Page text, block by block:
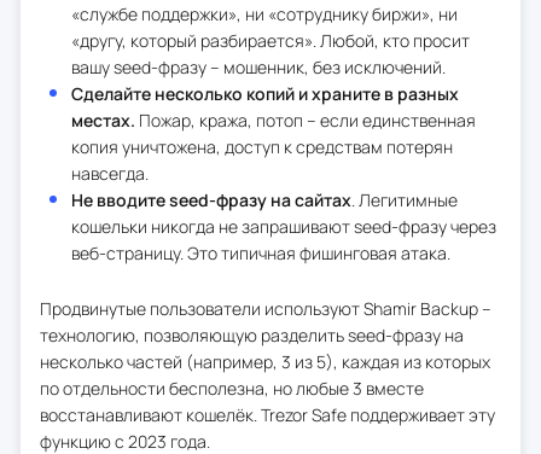
«службе поддержки», ни «сотруднику биржи», ни
«другу, который разбирается». Любой, кто просит
вашу seed-фразу – мошенник, без исключений.
Сделайте несколько копий и храните в разных
местах. Пожар, кража, потоп – если единственная
копия уничтожена, доступ к средствам потерян
навсегда.
Не вводите seed-фразу на сайтах . Легитимные
кошельки никогда не запрашивают seed-фразу через
веб-страницу. Это типичная фишинговая атака.
Продвинутые пользователи используют Shamir Backup –
технологию, позволяющую разделить seed-фразу на
несколько частей (например, 3 из 5), каждая из которых
по отдельности бесполезна, но любые 3 вместе
восстанавливают кошелёк. Trezor Safe поддерживает эту
функцию с 2023 года.